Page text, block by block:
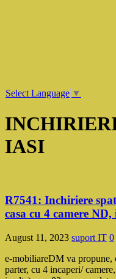
Select Language ▼
IASI
R7541: Inchiriere
casa cu 4 camere
August 11, 2023 suport IT 0
e-mobiliareDM va propune,
parter, cu 4 incaperi/